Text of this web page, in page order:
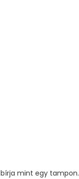
mint egy tampon.